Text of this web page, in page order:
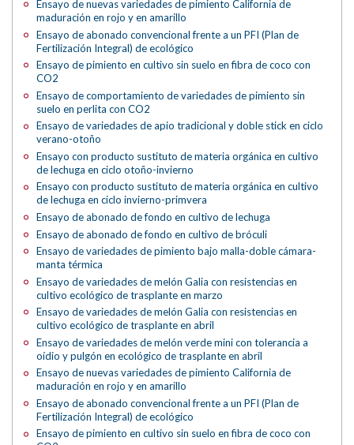
Ensayo de nuevas variedades de pimiento California de
maduración en rojo y en amarillo
Ensayo de abonado convencional frente a un PFI (Plan de
Fertilización Integral) de ecológico
Ensayo de pimiento en cultivo sin suelo en fibra de coco con
CO2
Ensayo de comportamiento de variedades de pimiento sin
suelo en perlita con CO2
Ensayo de variedades de apio tradicional y doble stick en ciclo
verano-otoño
Ensayo con producto sustituto de materia orgánica en cultivo
de lechuga en ciclo otoño-invierno
Ensayo con producto sustituto de materia orgánica en cultivo
de lechuga en ciclo invierno-primvera
Ensayo de abonado de fondo en cultivo de lechuga
Ensayo de abonado de fondo en cultivo de bróculi
Ensayo de variedades de pimiento bajo malla-doble cámara-
manta térmica
Ensayo de variedades de melón Galia con resistencias en
cultivo ecológico de trasplante en marzo
Ensayo de variedades de melón Galia con resistencias en
cultivo ecológico de trasplante en abril
Ensayo de variedades de melón verde mini con tolerancia a
oídio y pulgón en ecológico de trasplante en abril
Ensayo de nuevas variedades de pimiento California de
maduración en rojo y en amarillo
Ensayo de abonado convencional frente a un PFI (Plan de
Fertilización Integral) de ecológico
Ensayo de pimiento en cultivo sin suelo en fibra de coco con